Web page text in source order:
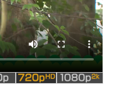
せ
Web TV』は2024
ルします！